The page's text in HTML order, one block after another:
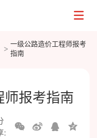
一级公路造价工程师报考
指南
师报考指南
: